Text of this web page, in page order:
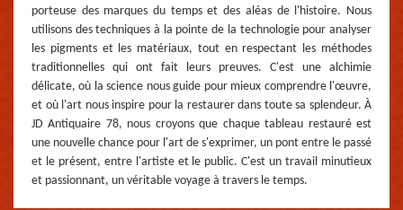
porteuse des marques du temps et des aléas de l'histoire. Nous
utilisons des techniques à la pointe de la technologie pour analyser
les pigments et les matériaux, tout en respectant les méthodes
traditionnelles qui ont fait leurs preuves. C'est une alchimie
délicate, où la science nous guide pour mieux comprendre l'œuvre,
et où l'art nous inspire pour la restaurer dans toute sa splendeur. À
JD Antiquaire 78, nous croyons que chaque tableau restauré est
une nouvelle chance pour l'art de s'exprimer, un pont entre le passé
et le présent, entre l'artiste et le public. C'est un travail minutieux
et passionnant, un véritable voyage à travers le temps.